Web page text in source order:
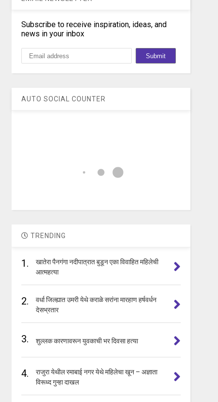
Subscribe to receive inspiration, ideas, and
news in your inbox
AUTO SOCIAL COUNTER
TRENDING
1.
खातेरा पैनगंगा नदीपात्रात बुडून एका विवाहित महिलेची
आत्महत्या
2.
वर्धा जिल्ह्यात उमरी येथे कराळे सरांना मारहाण हर्षवर्धन
देसभ्रतार
3. शुल्लक कारणावरून युवकाची भर दिवसा हत्या
4.
राजुरा येथील रमाबाई नगर येथे महिलेचा खून – अज्ञाता
विरूध्द गुन्हा दाखल